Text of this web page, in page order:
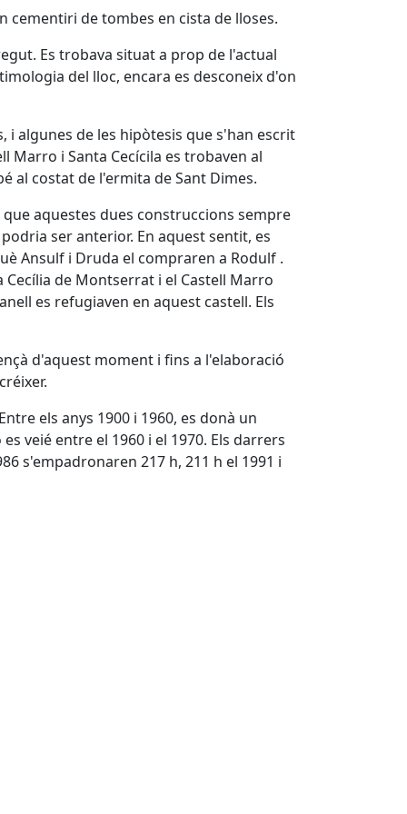
cementiri de tombes en cista de lloses.
Es trobava situat a prop de l'actual
del lloc, encara es desconeix d'on
i algunes de les hipòtesis que s'han escrit
Marro i Santa Cecícila es trobaven al
al costat de l'ermita de Sant Dimes.
aquestes dues construccions sempre
ser anterior. En aquest sentit, es
Ansulf i Druda el compraren a Rodulf .
Cecília de Montserrat i el Castell Marro
es refugiaven en aquest castell. Els
d'aquest moment i fins a l'elaboració
els anys 1900 i 1960, es donà un
veié entre el 1960 i el 1970. Els darrers
s'empadronaren 217 h, 211 h el 1991 i